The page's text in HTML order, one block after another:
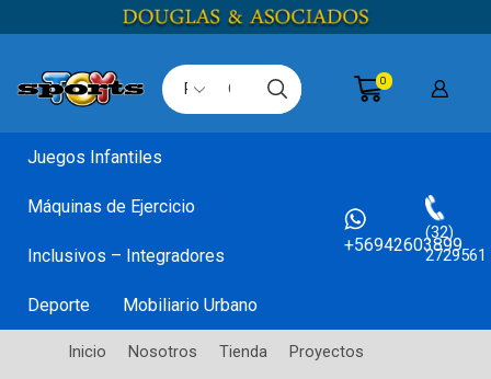
Search
input
0
Juegos Infantiles
Máquinas de Ejercicio
Inclusivos – Integradores
Deporte Mobiliario Urbano
+56942603899
(32)
2729561
Inicio Nosotros Tienda Proyectos